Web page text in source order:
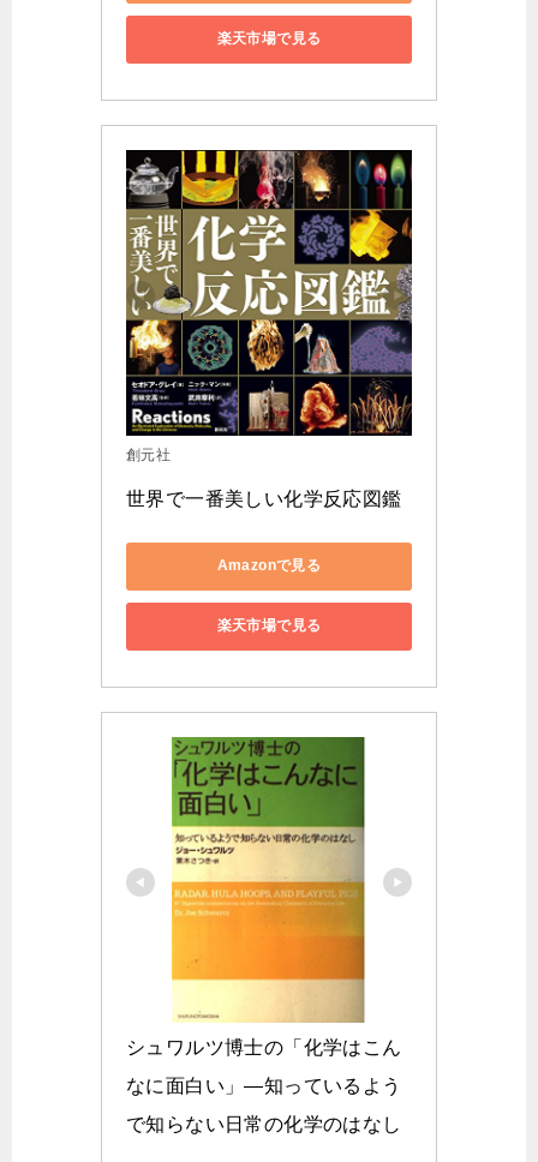
楽天市場で見る
創元社
世界で一番美しい化学反応図鑑
Amazonで見る
楽天市場で見る
シュワルツ博士の「化学はこん
なに面白い」―知っているよう
で知らない日常の化学のはなし